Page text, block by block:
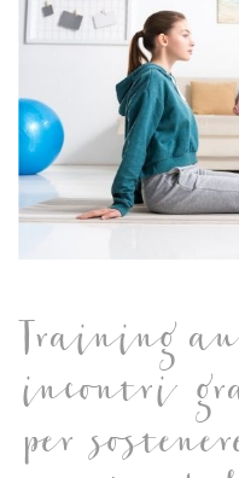
Training
incontri
per